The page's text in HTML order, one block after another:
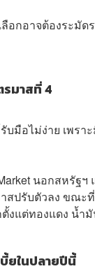
อาจต้องระมัด
รมาสที่ 4
มือไม่ง่าย เพรา
นอกสหรัฐ
ปรับตัวลง ขณะ
งแต่ทองแดง น้ำ
ยในปลายปีนี้